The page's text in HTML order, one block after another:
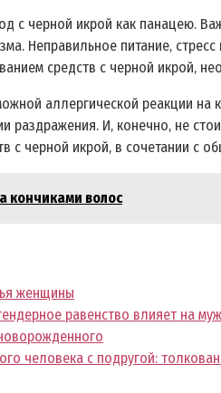
с черной икрой как панацею.
Неправильное питание‚
средств с черной икрой‚
аллергической реакции
раздражения. И‚ конечно‚ не
с черной икрой‚ в сочетании
кончиками волос
женщины
равенство влияет на
человека с подругой: